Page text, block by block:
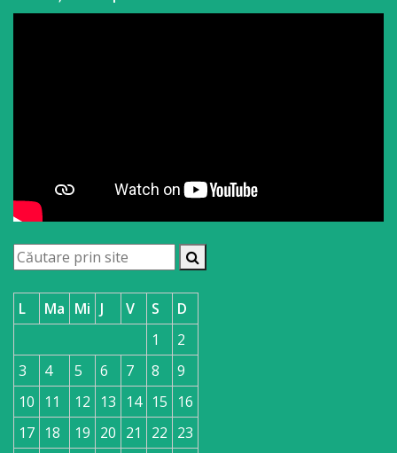
L Ma Mi J V S
D
1
2
3
4 5 6 7 8
9
10
11 12 13 14 15
16
17 18 19 20 21 22 23